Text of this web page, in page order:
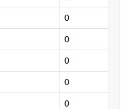
ισοπαλία στο
για Παρί και
στη
0
0
0
0
0